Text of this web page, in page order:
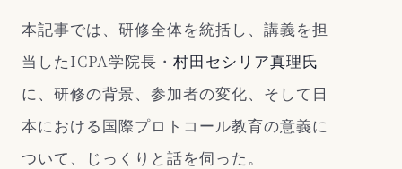
本記事では、研修全体を統括し、講義を担
当したICPA学院長・ 村田セシリア真理氏
に、研修の背景、参加者の変化、そして日
本における国際プロトコール教育の意義に
ついて、じっくりと話を伺った。